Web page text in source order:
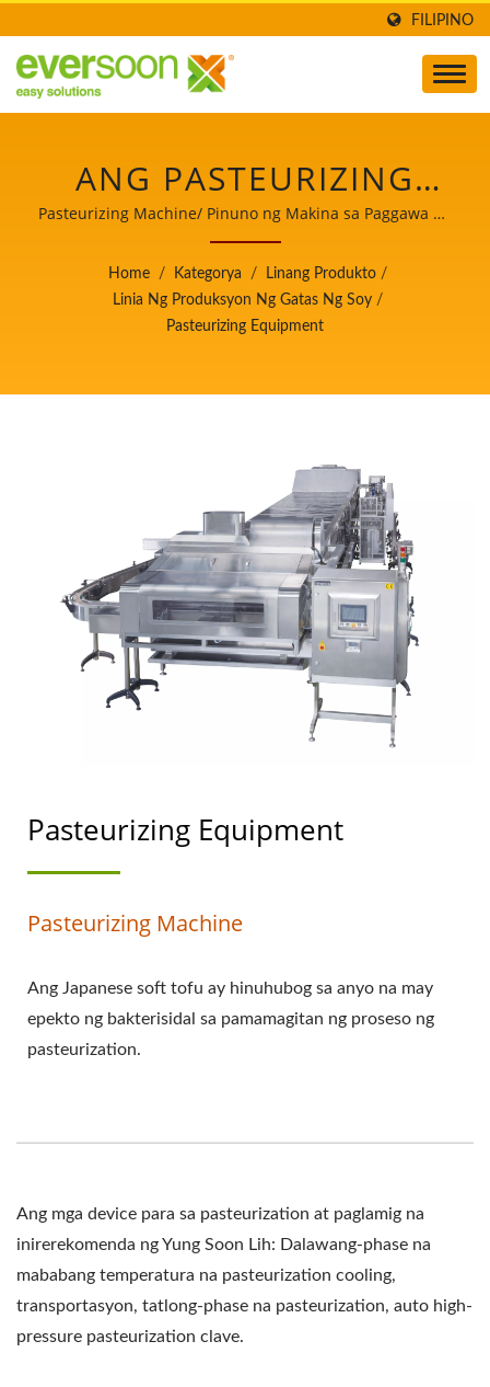
FILIPINO
ANG PASTEURIZING
EQUIPMENT AY ISA SA
MGA MAKINA SA SOY
MILK PRODUCTION
MAKINA SA PAGGAWA
TOFU AT SOYMILK NA
MAY NANGUNGUNANG
PRAYORIDAD SA
KALIGTASAN NG
PAGKAIN.
Pasteurizing Machine/ Pinuno ng Makina sa Paggawa ng
Awtomatikong Tofu at Soymilk na may Nangungunang
Prayoridad sa Kaligtasan ng Pagkain.
Home / Kategorya / Linang Produkto /
Linia Ng Produksyon Ng Gatas Ng Soy /
Pasteurizing Equipment
Pasteurizing Equipment
Pasteurizing Machine
Ang Japanese soft tofu ay hinuhubog sa anyo na may
epekto ng bakterisidal sa pamamagitan ng proseso ng
pasteurization.
Ang mga device para sa pasteurization at paglamig na
inirerekomenda ng Yung Soon Lih: Dalawang-phase na
mababang temperatura na pasteurization cooling,
transportasyon, tatlong-phase na pasteurization, auto high-
pressure pasteurization clave.